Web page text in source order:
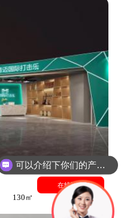
130㎡
在线预约
可以介绍下你们的产品么？